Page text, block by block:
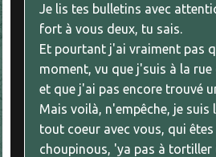
Je lis tes bulletins avec
fort à vous deux, tu sais.
Et pourtant j'ai vraiment pas
moment, vu que j'suis à la rue
et que j'ai pas encore trouvé
Mais voilà, n'empêche, je suis
tout coeur avec vous, qui
choupinous, 'ya pas à tortiller